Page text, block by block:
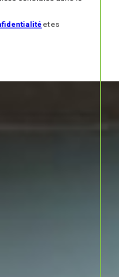
et es